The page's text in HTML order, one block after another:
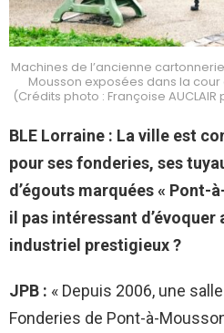
Machines de l’ancienne
Mousson exposées dans la cour
(Crédits photo : Françoise
BLE Lorraine : La ville est
pour ses fonderies, ses
d’égouts marquées « Pont-
il pas intéressant d’évoquer
industriel prestigieux ?
JPB : « Depuis 2006, une
Fonderies de Pont-à-